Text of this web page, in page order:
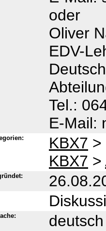
oder
Oliver
EDV-
Tel.:
E-Mail:
KBX7 >
KBX7 >
deutsch